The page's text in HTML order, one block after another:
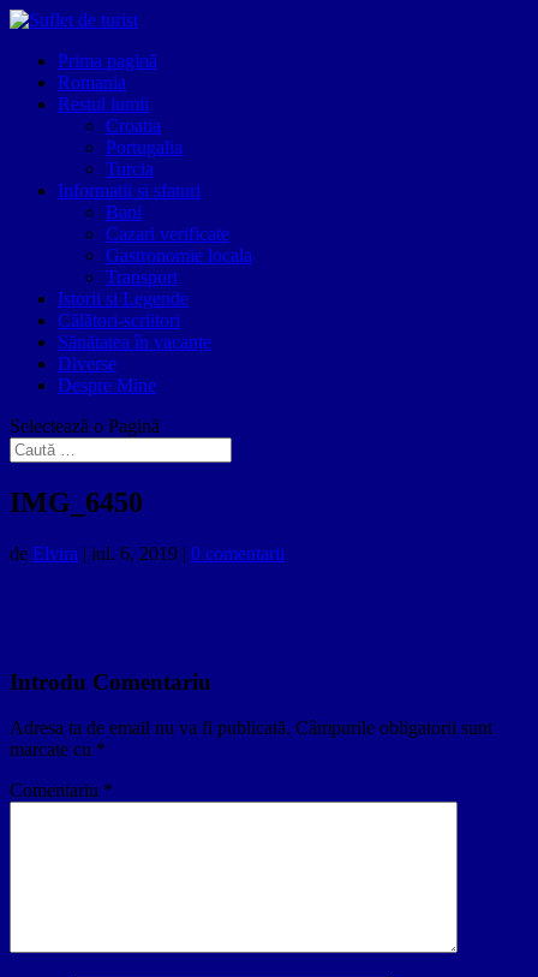
Prima pagină
Romania
Restul lumii
Croatia
Portugalia
Turcia
Informatii si sfaturi
Bani
Cazari verificate
Gastronomie locala
Transport
Istorii si Legende
Călători-scriitori
Sănătatea în vacanțe
Diverse
Despre Mine
Selectează o Pagină
IMG_6450
de Elvira | iul. 6, 2019 | 0 comentarii
Introdu Comentariu
Adresa ta de email nu va fi publicată. Câmpurile obligatorii sunt
marcate cu *
Comentariu *